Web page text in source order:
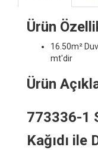
Ürün
16.50m²
mt'dir
Ürün
773336-1
Kağıdı ile